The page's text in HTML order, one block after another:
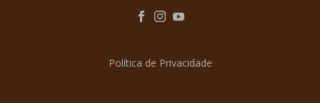
Política de Privacidade